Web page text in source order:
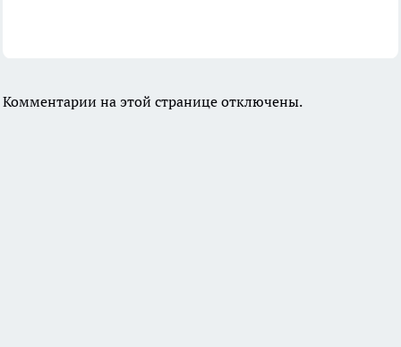
Комментарии на этой странице отключены.